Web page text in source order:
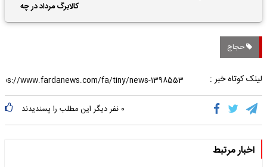
کالابرگ مرداد در چه
تاریخی واریز خواهد شد؟
حجاج
لینک کوتاه خبر :
۰ نفر دیگر این مطلب را پسندیدند
اخبار مرتبط